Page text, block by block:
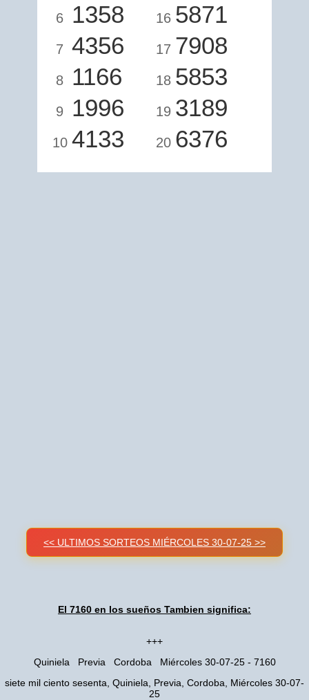
6 1358
7 4356
8 1166
9 1996
10 4133
16 5871
17 7908
18 5853
19 3189
20 6376
<< ULTIMOS SORTEOS MIÉRCOLES 30-07-25 >>
El 7160 en los sueños Tambien significa:
+++
Quiniela Previa Cordoba Miércoles 30-07-25 - 7160
siete mil ciento sesenta, Quiniela, Previa, Cordoba, Miércoles 30-07-
25